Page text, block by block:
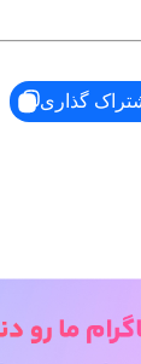
گذاری